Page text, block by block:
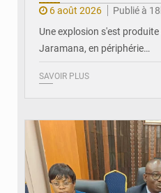
6 août 2026
Publié à
Une explosion s'est
Jaramana, en périphérie…
SAVOIR PLUS